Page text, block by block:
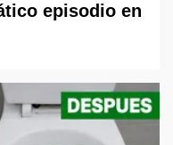
episodio en